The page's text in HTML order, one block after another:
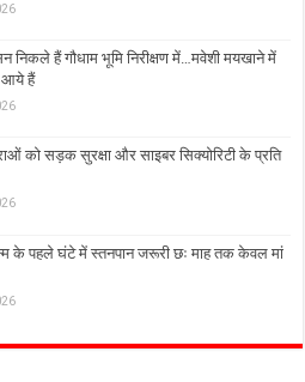
निकले हैं गौधाम भूमि निरीक्षण में…मवेशी मयखाने में
आये हैं
को सड़क सुरक्षा और साइबर सिक्योरिटी के प्रति
के पहले घंटे में स्तनपान जरूरी छः माह तक केवल मां